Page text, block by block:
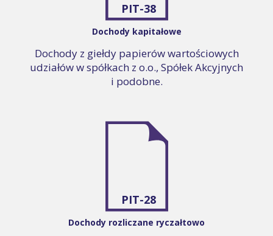
PIT-38
Dochody kapitałowe
Dochody z giełdy papierów wartościowych
udziałów w spółkach z o.o., Spółek Akcyjnych
i podobne.
PIT-28
Dochody rozliczane ryczałtowo